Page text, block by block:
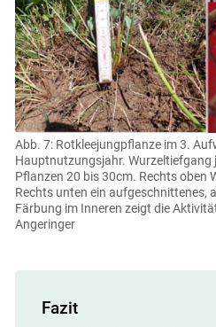
Abb. 7: Rotkleejungpflanze im 3.
Hauptnutzungsjahr.
Pflanzen 20 bis 30cm. Rechts oben
Rechts unten ein aufgeschnittenes,
Färbung im Inneren zeigt die
Angeringer
Fazit